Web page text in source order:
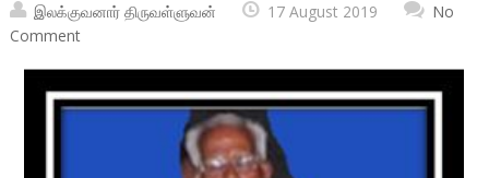
இலக்குவனார் திருவள்ளுவன் 17 August 2019
No
Comment